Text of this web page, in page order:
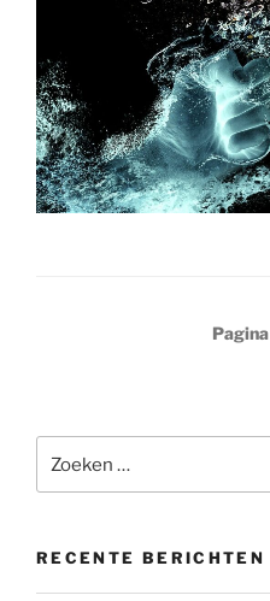
Pagina
RECENTE BERICHTEN